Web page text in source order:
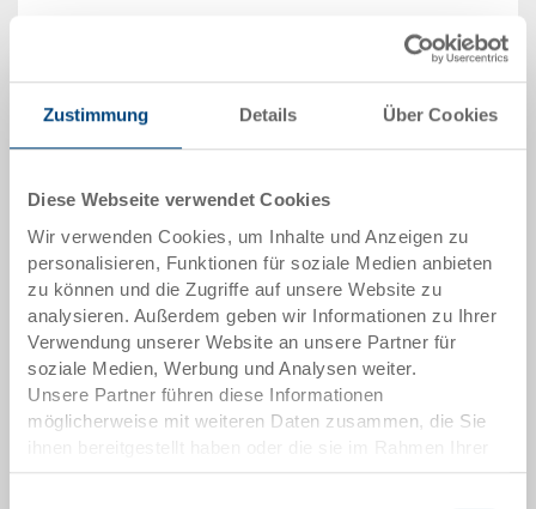
Zustimmung Details Über Cookies
Diese Webseite verwendet Cookies
Wir verwenden Cookies, um Inhalte und Anzeigen zu
personalisieren, Funktionen für soziale Medien anbieten
zu können und die Zugriffe auf unsere Website zu
analysieren. Außerdem geben wir Informationen zu Ihrer
Verwendung unserer Website an unsere Partner für
soziale Medien, Werbung und Analysen weiter.
Unsere Partner führen diese Informationen
möglicherweise mit weiteren Daten zusammen, die Sie
Nutzung der Dienste gesammelt haben.
Menge
In den Warenkorb
Mindestbestellmenge: 1000 Stück
Artikeldaten
Bestellnummer
102-6404-10